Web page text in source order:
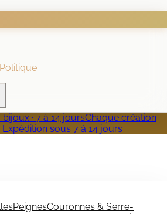
Politique
· 7 à 14 joursChaque création
sous 7 à 14 jours
PeignesCouronnes & Serre-